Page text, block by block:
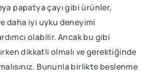
papatya çayı gibi ürünler,
daha iyi uyku deneyimi
olabilir. Ancak bu gibi
dikkatli olmalı ve gerektiğinde
Bununla birlikte beslenme